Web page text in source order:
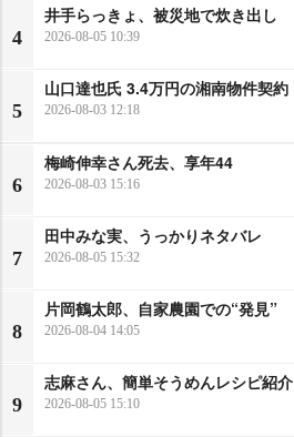
4
井手らっきょ、被災地で炊き出し
2026-08-05 10:39
5
山口達也氏 3.4万円の湘南物件契約
2026-08-03 12:18
6
梅崎伸幸さん死去、享年44
2026-08-03 15:16
7
田中みな実、うっかりネタバレ
2026-08-05 15:32
8
片岡鶴太郎、自家農園での“発見”
2026-08-04 14:05
9
志麻さん、簡単そうめんレシピ紹介
2026-08-05 15:10